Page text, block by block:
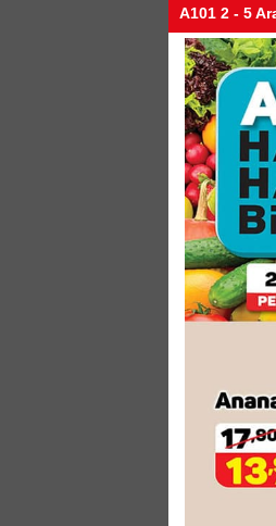
A101 2 - 5